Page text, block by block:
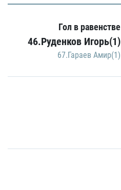
Гол в равенстве
46.Руденков Игорь(1)
67.Гараев Амир(1)